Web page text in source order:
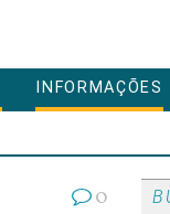
INFORMAÇÕES
0